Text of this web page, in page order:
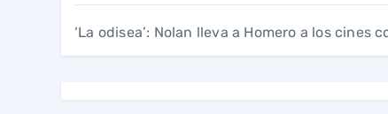
‘La odisea’: Nolan lleva a Homero a los cines